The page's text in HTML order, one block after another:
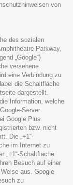
von
des sozialen
Parkway,
„Google“)
versehene
eine Verbindung zu
die Schaltfläche
dargestellt.
Information, welche
Server
Google Plus
bzw. nicht
Die „+1“-
im Internet zu
„+1“-Schaltfläche
Besuch auf einer
aus. Google
zu